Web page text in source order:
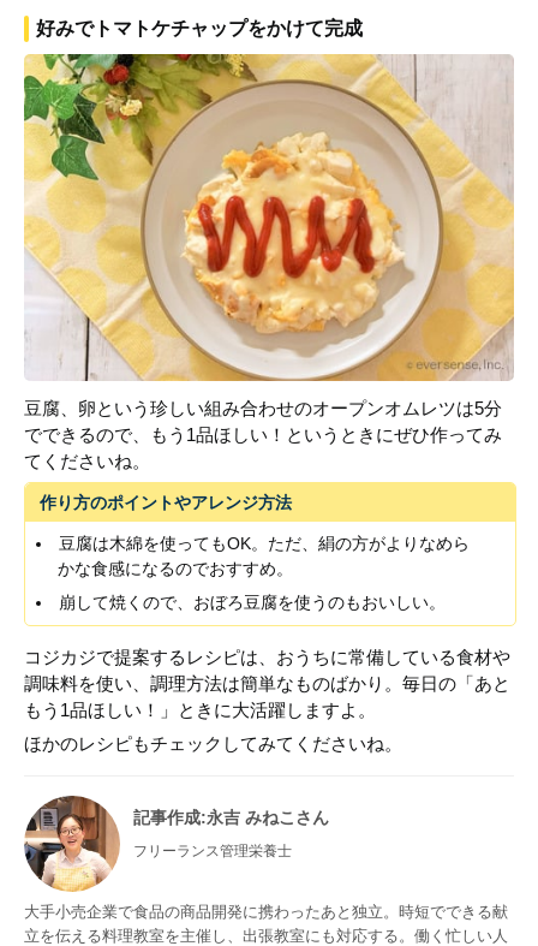
好みでトマトケチャップをかけて完成
豆腐、卵という珍しい組み合わせのオープンオムレツは5分
でできるので、もう1品ほしい！というときにぜひ作ってみ
てくださいね。
作り方のポイントやアレンジ方法
豆腐は木綿を使ってもOK。ただ、絹の方がよりなめら
かな食感になるのでおすすめ。
崩して焼くので、おぼろ豆腐を使うのもおいしい。
コジカジで提案するレシピは、おうちに常備している食材や
調味料を使い、調理方法は簡単なものばかり。毎日の「あと
もう1品ほしい！」ときに大活躍しますよ。
ほかのレシピもチェックしてみてくださいね。
記事作成:永吉 みねこさん
フリーランス管理栄養士
大手小売企業で食品の商品開発に携わったあと独立。時短でできる献
立を伝える料理教室を主催し、出張教室にも対応する。働く忙しい人